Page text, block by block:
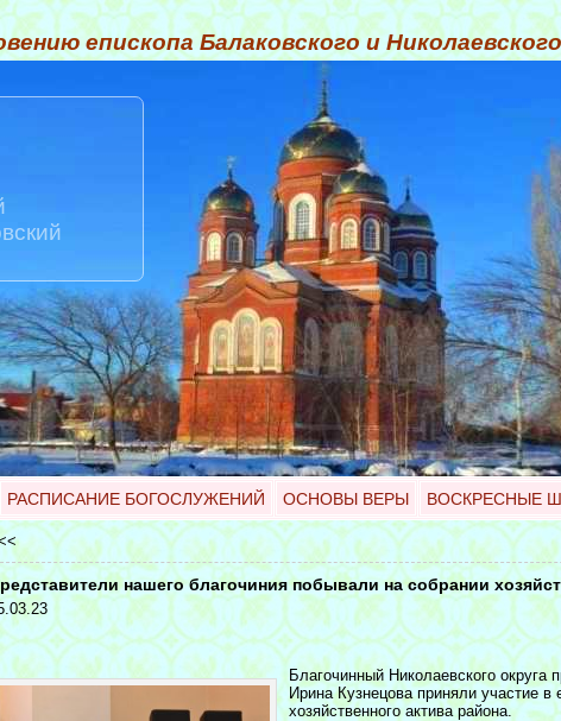
епископа Балаковского и
РАСПИСАНИЕ БОГОСЛУЖЕНИЙ ОСНОВЫ ВЕРЫ ВОСКРЕСНЫЕ
нашего благочиния побывали на собрании
Благочинный Николаевского
Ирина Кузнецова приняли участие
хозяйственного актива района.